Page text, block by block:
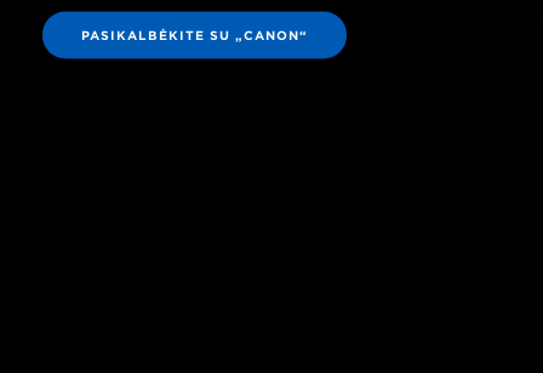
PASIKALBĖKITE SU „CANON“